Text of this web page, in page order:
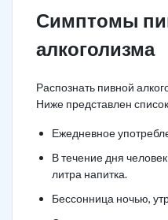
Симптомы
алкоголизма
Распознать пивной
Ниже представлен
Ежедневное
В течение дня
литра напитка.
Бессонница ночью,